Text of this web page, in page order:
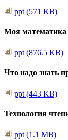
ppt (571 KB)
Моя математика
ppt (876.5 KB)
Что надо знать
ppt (443 KB)
Технология
ppt (1.1 MB)